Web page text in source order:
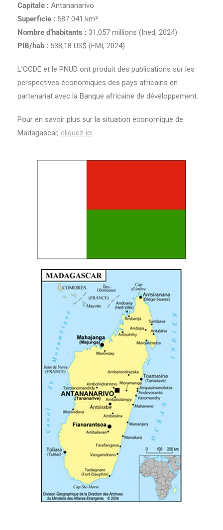
Capitale : Antananarivo
Superficie : 587 041 km²
Nombre d’habitants : 31,057 millions (Ined, 2024)
PIB/hab : 538,18 US$ (FMI, 2024)
L’OCDE et le PNUD ont produit des publications sur les
perspectives économiques des pays africains en
partenariat avec la Banque africaine de développement.
Pour en savoir plus sur la situation économique de
Madagascar, cliquez ici.